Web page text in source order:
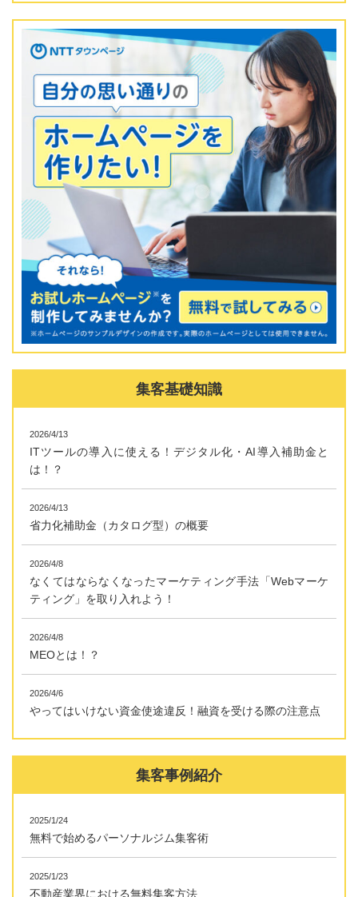
集客基礎知識
2026/4/13
ITツールの導入に使える！デジタル化・AI導入補助金と
は！？
2026/4/13
省力化補助金（カタログ型）の概要
2026/4/8
なくてはならなくなったマーケティング手法「Webマーケ
ティング」を取り入れよう！
2026/4/8
MEOとは！？
2026/4/6
やってはいけない資金使途違反！融資を受ける際の注意点
集客事例紹介
2025/1/24
無料で始めるパーソナルジム集客術
2025/1/23
不動産業界における無料集客方法